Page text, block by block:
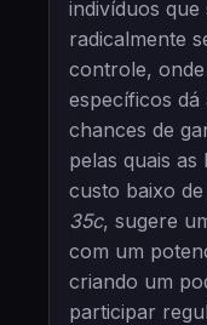
indivíduos
radicalmente
controle,
específicos dá
chances de
pelas quais
custo baixo
35c, sugere
com um
criando um
participar